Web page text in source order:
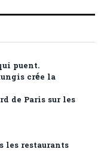
puent.
crée la
de Paris sur les
les restaurants